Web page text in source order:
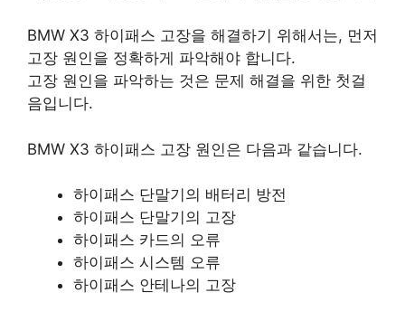
BMW X3 하이패스 고장을 해결하기 위해서는, 먼저
고장 원인을 정확하게 파악해야 합니다.
고장 원인을 파악하는 것은 문제 해결을 위한 첫걸
음입니다.
BMW X3 하이패스 고장 원인은 다음과 같습니다.
하이패스 단말기의 배터리 방전
하이패스 단말기의 고장
하이패스 카드의 오류
하이패스 시스템 오류
하이패스 안테나의 고장